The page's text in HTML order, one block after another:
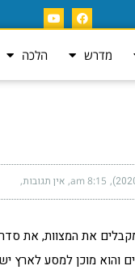
מדרש הלכה
8:15 am אין תגובות
את המצוות, את
והוא מוכן למסע לארץ